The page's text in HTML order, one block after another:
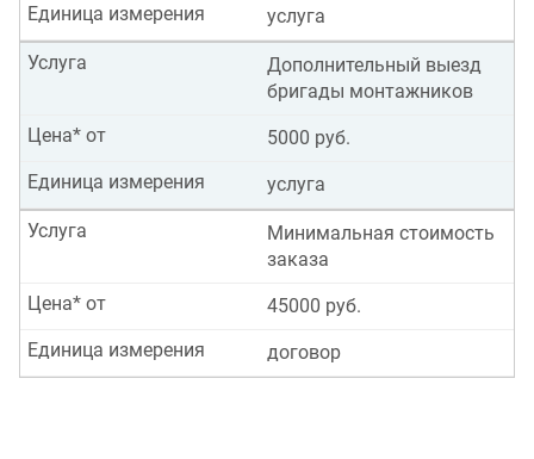
услуга
Единица измерения
Дополнительный выезд
бригады монтажников
Услуга
5000 руб.
Цена* от
услуга
Единица измерения
Минимальная стоимость
заказа
Услуга
45000 руб.
Цена* от
договор
Единица измерения